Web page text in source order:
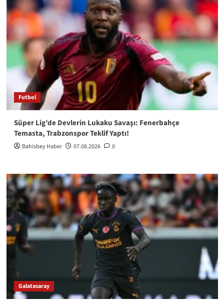
Futbol
Süper Lig’de Devlerin Lukaku Savaşı: Fenerbahçe
Temasta, Trabzonspor Teklif Yaptı!
Bahisbey Haber 07.08.2026 0
Galatasaray